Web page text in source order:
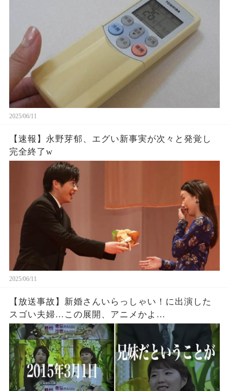
2025/06/11
【速報】永野芽郁、エグい新事実が次々と発覚し
完全終了w
2025/06/11
【放送事故】新婚さんいらっしゃい！に出演した
スゴい夫婦…この展開、アニメかよ…